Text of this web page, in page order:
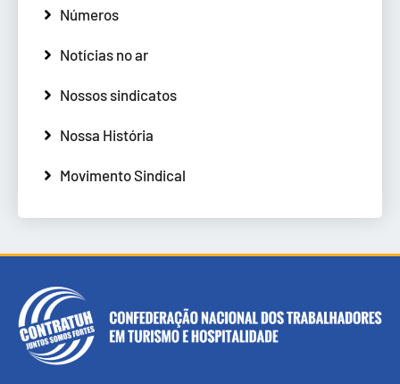
Números
Notícias no ar
Nossos sindicatos
Nossa História
Movimento Sindical